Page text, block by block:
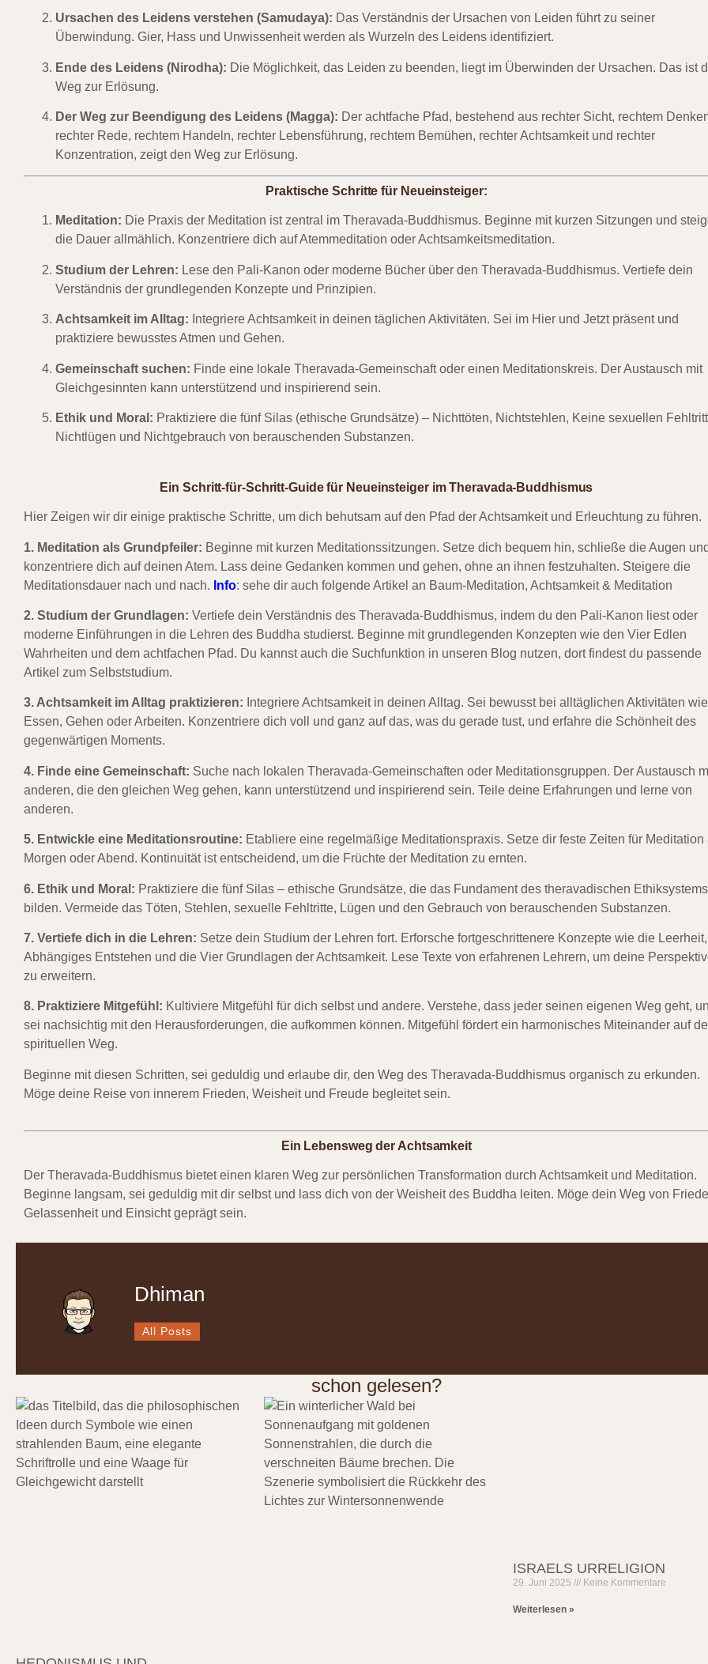
Ursachen des Leidens verstehen (Samudaya): Das Verständnis der Ursachen von Leiden führt zu seiner
Überwindung. Gier, Hass und Unwissenheit werden als Wurzeln des Leidens identifiziert.
Ende des Leidens (Nirodha): Die Möglichkeit, das Leiden zu beenden, liegt im Überwinden der Ursachen. Das ist
Weg zur Erlösung.
Der Weg zur Beendigung des Leidens (Magga): Der achtfache Pfad, bestehend aus rechter Sicht, rechtem
rechter Rede, rechtem Handeln, rechter Lebensführung, rechtem Bemühen, rechter Achtsamkeit und rechter
Konzentration, zeigt den Weg zur Erlösung.
Praktische Schritte für Neueinsteiger:
Meditation: Die Praxis der Meditation ist zentral im Theravada-Buddhismus. Beginne mit kurzen Sitzungen und
die Dauer allmählich. Konzentriere dich auf Atemmeditation oder Achtsamkeitsmeditation.
Studium der Lehren: Lese den Pali-Kanon oder moderne Bücher über den Theravada-Buddhismus. Vertiefe dein
Verständnis der grundlegenden Konzepte und Prinzipien.
Achtsamkeit im Alltag: Integriere Achtsamkeit in deinen täglichen Aktivitäten. Sei im Hier und Jetzt präsent und
praktiziere bewusstes Atmen und Gehen.
Gemeinschaft suchen: Finde eine lokale Theravada-Gemeinschaft oder einen Meditationskreis. Der Austausch mit
Gleichgesinnten kann unterstützend und inspirierend sein.
Ethik und Moral: Praktiziere die fünf Silas (ethische Grundsätze) – Nichttöten, Nichtstehlen, Keine sexuellen
Nichtlügen und Nichtgebrauch von berauschenden Substanzen.
Ein Schritt-für-Schritt-Guide für Neueinsteiger im Theravada-Buddhismus
Hier Zeigen wir dir einige praktische Schritte, um dich behutsam auf den Pfad der Achtsamkeit und Erleuchtung zu führen.
1. Meditation als Grundpfeiler: Beginne mit kurzen Meditationssitzungen. Setze dich bequem hin, schließe die Augen
konzentriere dich auf deinen Atem. Lass deine Gedanken kommen und gehen, ohne an ihnen festzuhalten. Steigere die
Meditationsdauer nach und nach. Info: sehe dir auch folgende Artikel an Baum-Meditation, Achtsamkeit & Meditation
2. Studium der Grundlagen: Vertiefe dein Verständnis des Theravada-Buddhismus, indem du den Pali-Kanon liest oder
moderne Einführungen in die Lehren des Buddha studierst. Beginne mit grundlegenden Konzepten wie den Vier Edlen
Wahrheiten und dem achtfachen Pfad. Du kannst auch die Suchfunktion in unseren Blog nutzen, dort findest du passende
Artikel zum Selbststudium.
3. Achtsamkeit im Alltag praktizieren: IntegriereAchtsamkeitin deinen Alltag. Sei bewusst bei alltäglichen Aktivitäten wie
Essen, Gehen oder Arbeiten. Konzentriere dich voll und ganz auf das, was du gerade tust, und erfahre die Schönheit des
gegenwärtigen Moments.
4. Finde eine Gemeinschaft: Suche nach lokalen Theravada-Gemeinschaften oder Meditationsgruppen. Der Austausch
anderen, die den gleichen Weg gehen, kann unterstützend und inspirierend sein. Teile deine Erfahrungen und lerne von
anderen.
5. Entwickle eine Meditationsroutine: Etabliere eine regelmäßige Meditationspraxis. Setze dir feste Zeiten für Meditation
Morgen oder Abend. Kontinuität ist entscheidend, um die Früchte der Meditation zu ernten.
6. Ethik und Moral: Praktiziere die fünf Silas – ethische Grundsätze, die das Fundament des theravadischen Ethiksystems
bilden. Vermeide das Töten, Stehlen, sexuelle Fehltritte, Lügen und den Gebrauch von berauschenden Substanzen.
7. Vertiefe dich in die Lehren: Setze dein Studium der Lehren fort. Erforsche fortgeschrittenere Konzepte wie die Leerheit,
Abhängiges Entstehen und die Vier Grundlagen der Achtsamkeit. Lese Texte von erfahrenen Lehrern, um deine
zu erweitern.
8. Praktiziere Mitgefühl: Kultiviere Mitgefühl für dich selbst und andere. Verstehe, dass jeder seinen eigenen Weg geht,
sei nachsichtig mit den Herausforderungen, die aufkommen können. Mitgefühl fördert ein harmonisches Miteinander auf
spirituellen Weg.
Beginne mit diesen Schritten, sei geduldig und erlaube dir, den Weg des Theravada-Buddhismus organisch zu erkunden.
Möge deine Reise von innerem Frieden, Weisheit und Freude begleitet sein.
Ein Lebensweg der Achtsamkeit
Der Theravada-Buddhismus bietet einen klaren Weg zur persönlichen Transformation durch Achtsamkeit und Meditation.
Beginne langsam, sei geduldig mit dir selbst und lass dich von der Weisheit des Buddha leiten. Möge dein Weg von
Gelassenheit und Einsicht geprägt sein.
Dhiman
All Posts
schon gelesen?
ISRAELS URRELIGION
29. Juni 2025 Keine Kommentare
Weiterlesen »